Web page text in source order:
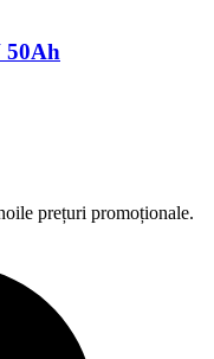
50Ah
prețuri promoționale.